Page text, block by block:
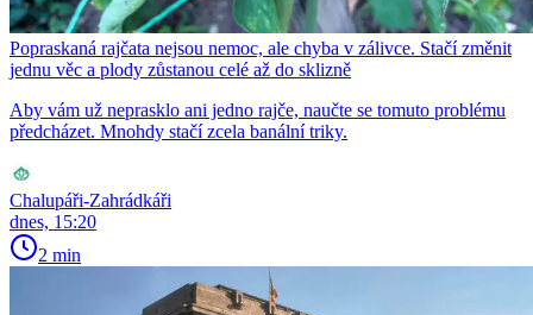
Popraskaná rajčata nejsou nemoc, ale chyba v zálivce. Stačí změnit
jednu věc a plody zůstanou celé až do sklizně
Aby vám už neprasklo ani jedno rajče, naučte se tomuto problému
předcházet. Mnohdy stačí zcela banální triky.
Chalupáři-Zahrádkáři
dnes, 15:20
2 min